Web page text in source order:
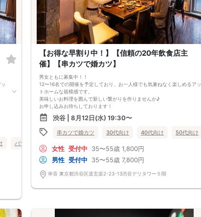
バツイチ・再婚
【お得な早割り中！】【信頼の20年飲食店主
催】【串カツで婚カツ】
男女ともに募集中！！
12〜16名での開催を予定しており、お一人様でも気兼ねなく楽しめるアッ
トホームな規模感です。
美味しいお料理を囲んで新しい繋がりを作りませんか♪
お申し込みお待ちしております！
🟥2時間飲み放題
前菜、鍋料理（鶏白湯鍋、豚味噌鍋、牛チゲ鍋）、串揚げ盛り合わせ
🟥12〜18名で開催します
38〜48歳が多いです
🟥最少催行人数6名
中止判断タイミング 開始3時間前
毎週開催し続けて20年。これまでに数えきれないほどのお付き合いや、ご
結婚の報告をいただいてきた歴史あるイベントです。
恋活が初めての方はもちろん、再婚をご希望の方まで、幅広い世代の方が
🟥【キャンセルポリシー】
渋谷 | 8月12日(水) 19:30〜
串カツで婚カツ 30代向け 40代向け 50代向け
女性 受付中 35〜55歳 1,800円
男性 受付中 35〜55歳 7,800円
串音 東京都渋谷区道玄坂2-23-13渋谷デリタワー５階